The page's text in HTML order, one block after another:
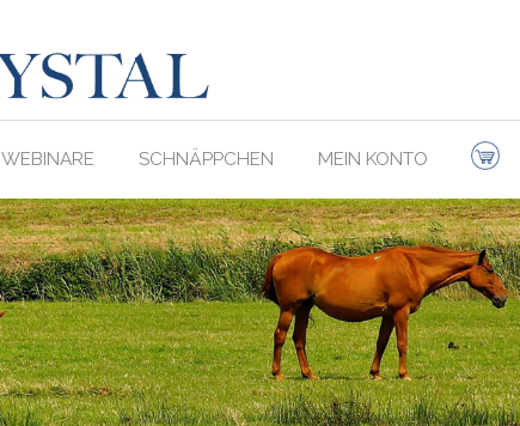
Crystal
Verlag
DER
ONLINE-
SHOP
FÜR
PFERDEFREUNDE
WEBINARE SCHNÄPPCHEN MEIN KONTO